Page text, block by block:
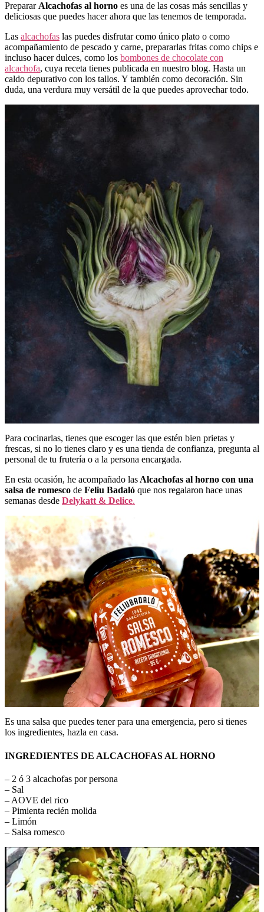
PrepararAlcachofas al horno es una de las cosas más sencillas y
deliciosas que puedes hacer ahora que las tenemos de temporada.
Las alcachofas las puedes disfrutar como único plato o como
acompañamiento de pescado y carne, prepararlas fritas como chips e
incluso hacer dulces, como los bombones de chocolate con
alcachofa, cuya receta tienes publicada en nuestro blog. Hasta un
caldo depurativo con los tallos. Y también como decoración. Sin
duda, una verdura muy versátil de la que puedes aprovechar todo.
Para cocinarlas, tienes que escoger las que estén bien prietas y
frescas, si no lo tienes claro y es una tienda de confianza, pregunta al
personal de tu frutería o a la persona encargada.
En esta ocasión, he acompañado lasAlcachofas al horno con una
salsa de romesco de Feliu Badaló que nos regalaron hace unas
semanas desde Delykatt & Delice.
Es una salsa que puedes tener para una emergencia, pero si tienes
los ingredientes, hazla en casa.
INGREDIENTES DE ALCACHOFAS AL HORNO
– 2 ó 3 alcachofas por persona
– Sal
– AOVE del rico
– Pimienta recién molida
– Limón
– Salsa romesco